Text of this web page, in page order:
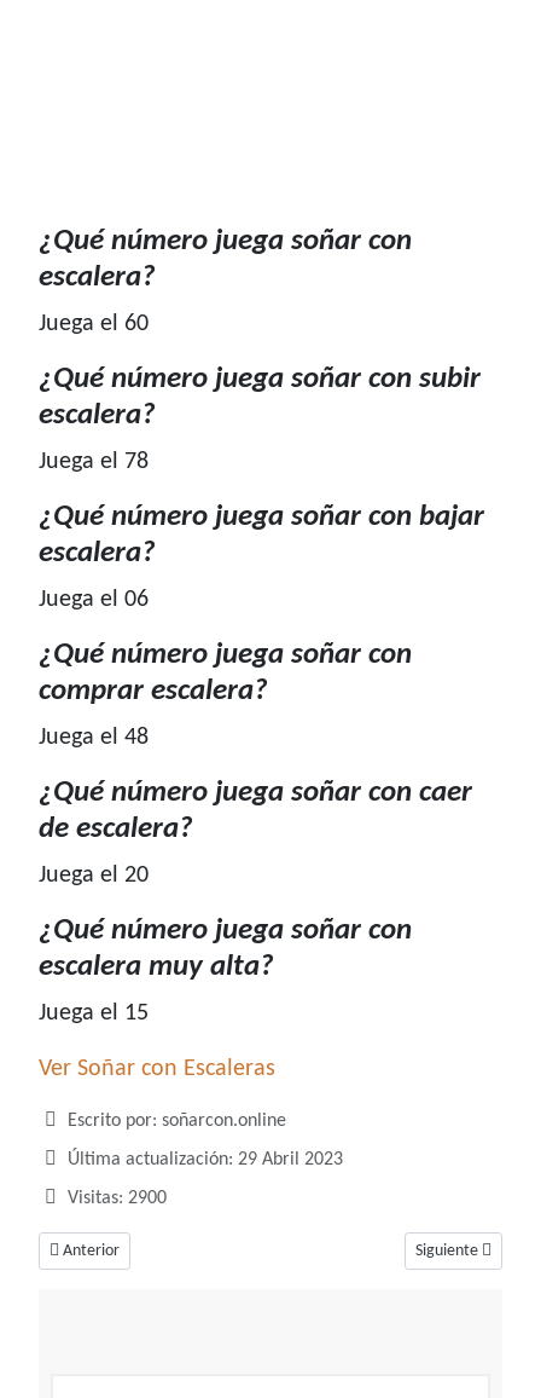
¿Qué número juega soñar con
escalera?
Juega el 60
¿Qué número juega soñar con subir
escalera?
Juega el 78
¿Qué número juega soñar con bajar
escalera?
Juega el 06
¿Qué número juega soñar con
comprar escalera?
Juega el 48
¿Qué número juega soñar con caer
de escalera?
Juega el 20
¿Qué número juega soñar con
escalera muy alta?
Juega el 15
Ver Soñar con Escaleras
Detalles
Escrito por: soñarcon.online
Última actualización: 29 Abril 2023
Visitas: 2900
Artículo anterior: ¿Qué número juega soñar con erizo?
Anterior Artículo siguiente:
Siguiente